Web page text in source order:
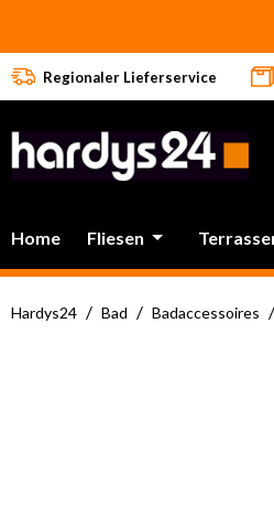
Regionaler Lieferservice
Home Fliesen
Hardys24 / Bad / Badaccessoires /